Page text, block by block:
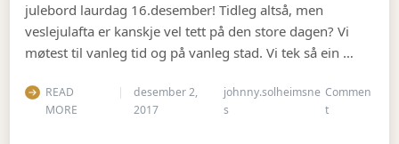
julebord laurdag 16.desember! Tidleg altså, men
veslejulafta er kanskje vel tett på den store dagen? Vi
møtest til vanleg tid og på vanleg stad. Vi tek så ein …
READ
MORE
desember 2,
2017
johnny.solheimsne
s
Commen
ton Julebord